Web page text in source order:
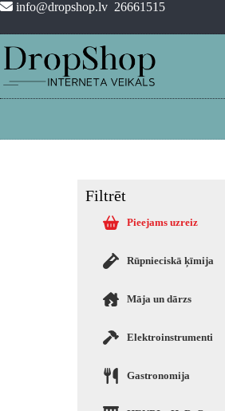
info@dropshop.lv 26661515
Filtrēt
Pieejams uzreiz
Rūpnieciskā ķīmija
Māja un dārzs
Elektroinstrumenti
Gastronomija